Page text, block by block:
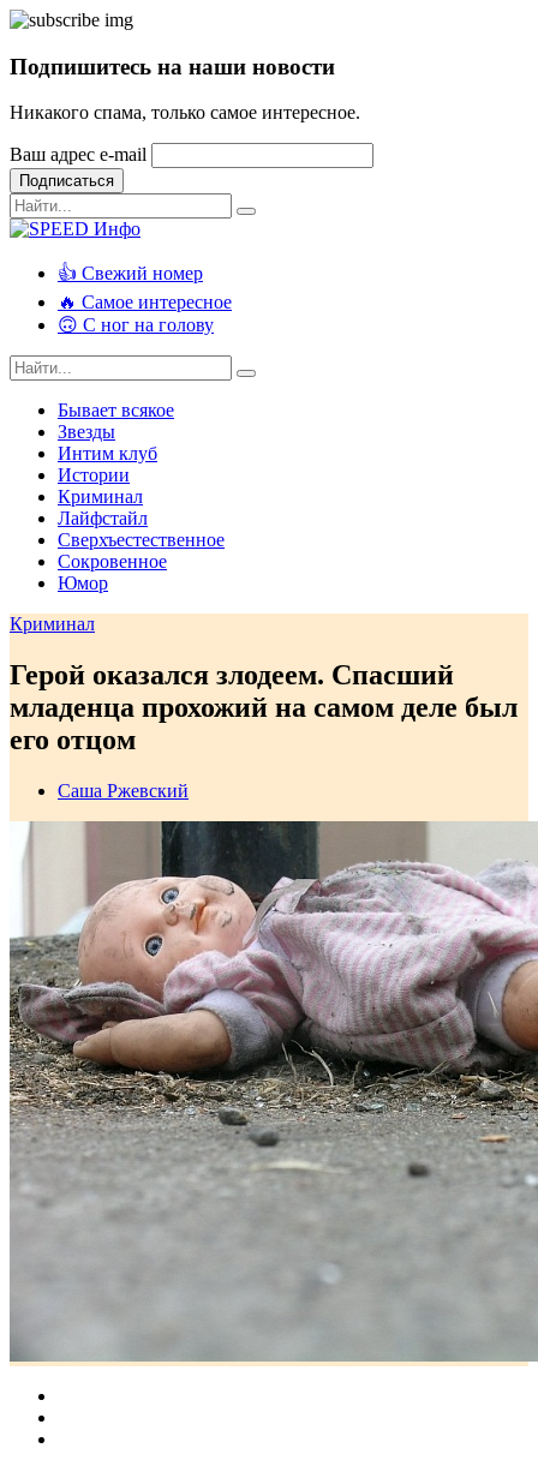
Подпишитесь на наши новости
Никакого спама, только самое интересное.
Ваш адрес e-mail
Подписаться
👍 Свежий номер
🔥 Самое интересное
🙃 С ног на голову
Бывает всякое
Звезды
Интим клуб
Истории
Криминал
Лайфстайл
Сверхъестественное
Сокровенное
Юмор
Криминал
Герой оказался злодеем. Спасший
младенца прохожий на самом деле был
его отцом
Саша Ржевский